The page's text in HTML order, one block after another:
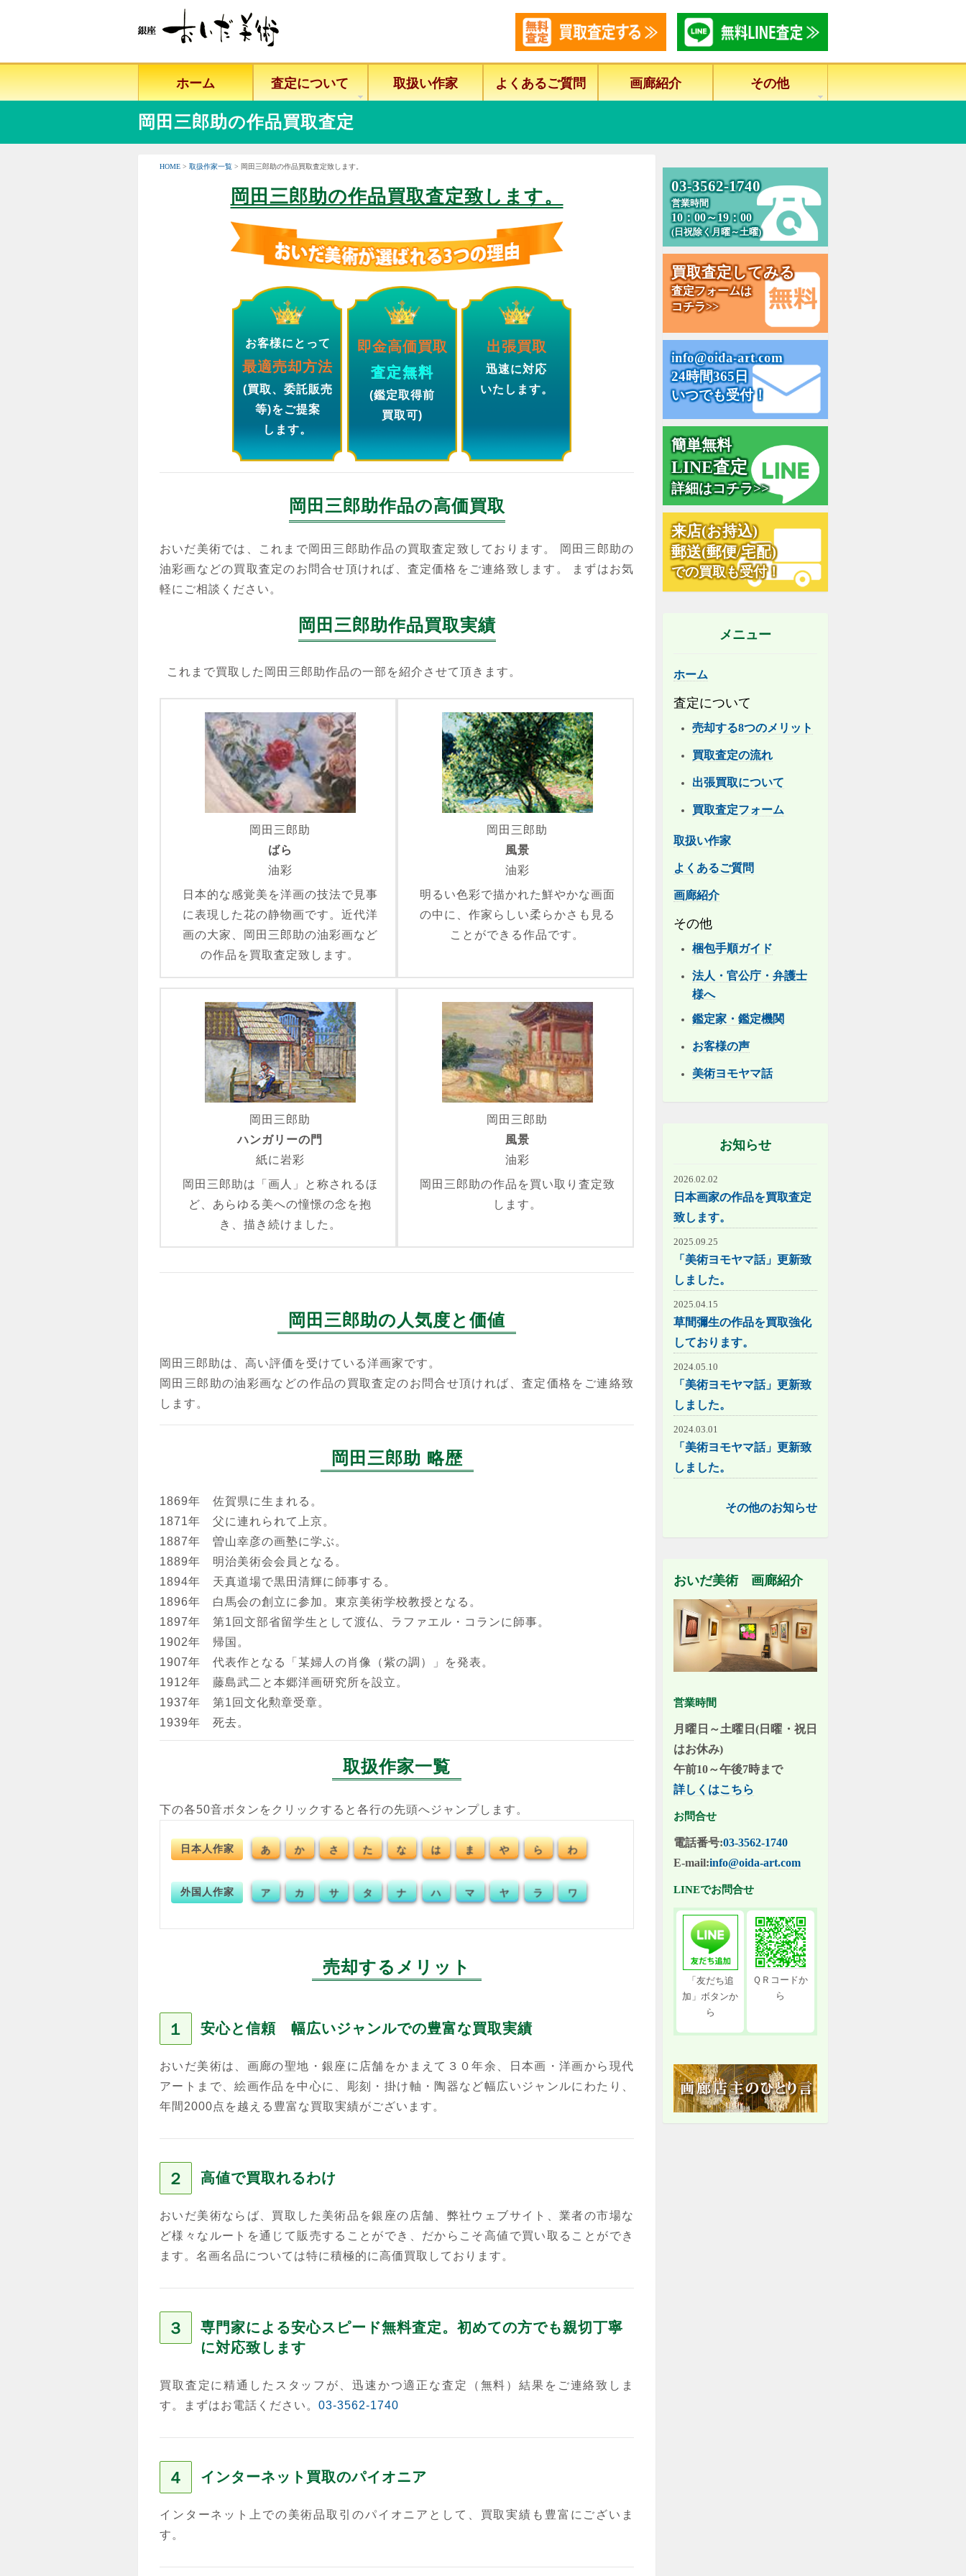
ホーム 査定について 取扱い作家 よくあるご質問 画廊紹介 その他
岡田三郎助の作品買取査定
HOME > 取扱作家一覧 > 岡田三郎助の作品買取査定致します。
岡田三郎助の作品買取査定致します。
お客様にとって
最適売却方法
(買取、委託販売
等)をご提案
します。
即金高価買取
査定無料
(鑑定取得前
買取可)
出張買取
迅速に対応
いたします。
岡田三郎助作品の高価買取
おいだ美術では、これまで岡田三郎助作品の買取査定致しております。 岡田三郎助の
油彩画などの買取査定のお問合せ頂ければ、査定価格をご連絡致します。 まずはお気
軽にご相談ください。
岡田三郎助作品買取実績
これまで買取した岡田三郎助作品の一部を紹介させて頂きます。
岡田三郎助
ばら
油彩
日本的な感覚美を洋画の技法で見事
に表現した花の静物画です。近代洋
画の大家、岡田三郎助の油彩画など
の作品を買取査定致します。
岡田三郎助
風景
油彩
明るい色彩で描かれた鮮やかな画面
の中に、作家らしい柔らかさも見る
ことができる作品です。
岡田三郎助
ハンガリーの門
紙に岩彩
岡田三郎助は「画人」と称されるほ
ど、あらゆる美への憧憬の念を抱
き、描き続けました。
岡田三郎助
風景
油彩
岡田三郎助の作品を買い取り査定致
します。
岡田三郎助の人気度と価値
岡田三郎助は、高い評価を受けている洋画家です。
岡田三郎助の油彩画などの作品の買取査定のお問合せ頂ければ、査定価格をご連絡致
します。
岡田三郎助 略歴
1869年 佐賀県に生まれる。
1871年 父に連れられて上京。
1887年 曽山幸彦の画塾に学ぶ。
1889年 明治美術会会員となる。
1894年 天真道場で黒田清輝に師事する。
1896年 白馬会の創立に参加。東京美術学校教授となる。
1897年 第1回文部省留学生として渡仏、ラファエル・コランに師事。
1902年 帰国。
1907年 代表作となる「某婦人の肖像（紫の調）」を発表。
1912年 藤島武二と本郷洋画研究所を設立。
1937年 第1回文化勲章受章。
1939年 死去。
取扱作家一覧
下の各50音ボタンをクリックすると各行の先頭へジャンプします。
日本人作家 あ か さ た な は ま や ら わ
外国人作家 ア カ サ タ ナ ハ マ ヤ ラ ワ
売却するメリット
１ 安心と信頼 幅広いジャンルでの豊富な買取実績
おいだ美術は、画廊の聖地・銀座に店舗をかまえて３０年余、日本画・洋画から現代
アートまで、絵画作品を中心に、彫刻・掛け軸・陶器など幅広いジャンルにわたり、
年間2000点を越える豊富な買取実績がございます。
２ 高値で買取れるわけ
おいだ美術ならば、買取した美術品を銀座の店舗、弊社ウェブサイト、業者の市場な
ど様々なルートを通じて販売することができ、だからこそ高値で買い取ることができ
ます。名画名品については特に積極的に高価買取しております。
３
専門家による安心スピード無料査定。初めての方でも親切丁寧
に対応致します
買取査定に精通したスタッフが、迅速かつ適正な査定（無料）結果をご連絡致しま
す。まずはお電話ください。 03-3562-1740
４ インターネット買取のパイオニア
インターネット上での美術品取引のパイオニアとして、買取実績も豊富にございま
す。
03-3562-1740
営業時間
10：00～19：00
(日祝除く月曜～土曜)
買取査定してみる
査定フォームは
コチラ>>
info@oida-art.com
24時間365日
いつでも受付！
簡単無料
LINE査定
詳細はコチラ>>
来店(お持込)
郵送(郵便/宅配)
での買取も受付！
メニュー
ホーム
査定について
売却する8つのメリット
買取査定の流れ
出張買取について
買取査定フォーム
取扱い作家
よくあるご質問
画廊紹介
その他
梱包手順ガイド
法人・官公庁・弁護士
様へ
鑑定家・鑑定機関
お客様の声
美術ヨモヤマ話
お知らせ
2026.02.02
日本画家の作品を買取査定
致します。
2025.09.25
「美術ヨモヤマ話」更新致
しました。
2025.04.15
草間彌生の作品を買取強化
しております。
2024.05.10
「美術ヨモヤマ話」更新致
しました。
2024.03.01
「美術ヨモヤマ話」更新致
しました。
その他のお知らせ
おいだ美術 画廊紹介
営業時間
月曜日～土曜日(日曜・祝日
はお休み)
午前10～午後7時まで
詳しくはこちら
お問合せ
電話番号:03-3562-1740
E-mail:info@oida-art.com
LINEでお問合せ
「友だち追
加」ボタンか
ら
ＱＲコードか
ら